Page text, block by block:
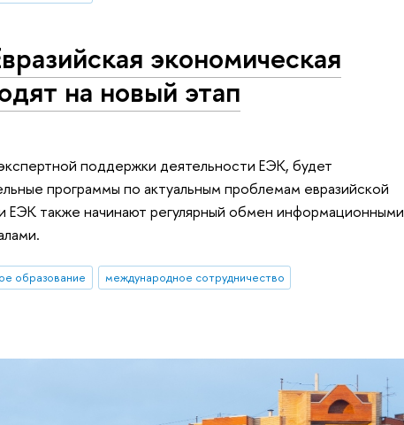
экономическая
на новый этап
поддержки деятельности ЕЭК, будет
программы по актуальным проблемам евразийской
ЕЭК также начинают регулярный обмен информационными
образование
международное сотрудничество